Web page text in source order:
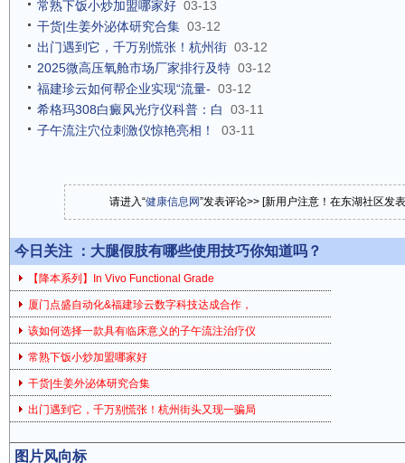
常熟下饭小炒加盟哪家好 03-13
干货|生姜外泌体研究合集 03-12
出门遇到它，千万别慌张！杭州街 03-12
2025微高压氧舱市场厂家排行及特 03-12
福建珍云如何帮企业实现“流量- 03-12
希格玛308白癜风光疗仪科普：白
03-11
子午流注穴位刺激仪惊艳亮相！
03-11
请进入“健康信息网”发表评论>> [新用户注意！在东湖社区发
今日关注 ： 大腿假肢有哪些使用技巧你知道吗？
【降本系列】In Vivo Functional Grade
厦门点盛自动化&福建珍云数字科技达成合作，
该如何选择一款具有临床意义的子午流注治疗仪
常熟下饭小炒加盟哪家好
干货|生姜外泌体研究合集
出门遇到它，千万别慌张！杭州街头又现一骗局
图片风向标